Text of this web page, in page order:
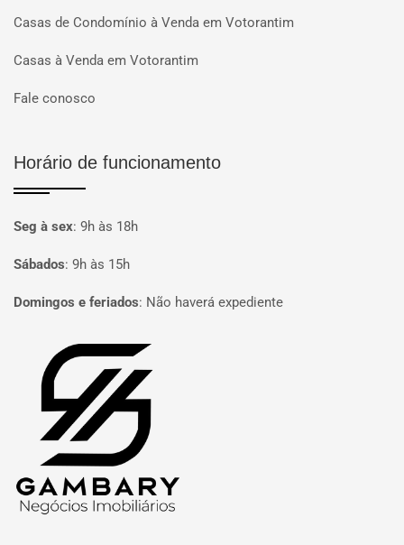
Casas de Condomínio à Venda em Votorantim
Casas à Venda em Votorantim
Fale conosco
Horário de funcionamento
Seg à sex: 9h às 18h
Sábados: 9h às 15h
Domingos e feriados: Não haverá expediente
Página inicial